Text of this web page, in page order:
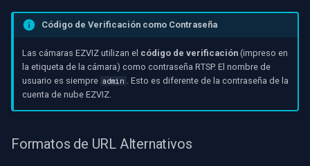
Código de Verificación como Contraseña
Las cámaras EZVIZ utilizan el código de verificación (impreso en
la etiqueta de la cámara) como contraseña RTSP. El nombre de
usuario es siempre admin . Esto es diferente de la contraseña de la
cuenta de nube EZVIZ.
Formatos de URL Alternativos